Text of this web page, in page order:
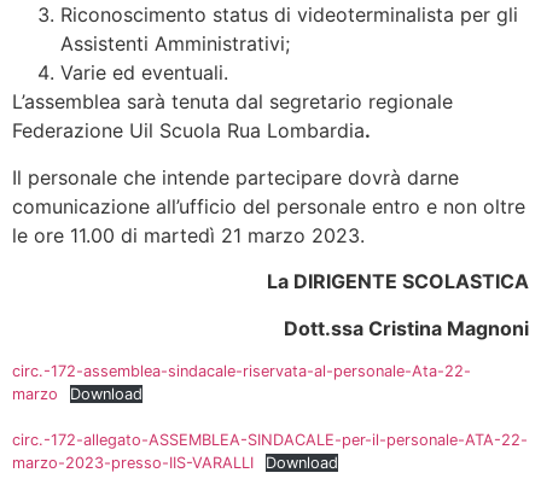
Riconoscimento status di videoterminalista per gli
Assistenti Amministrativi;
Varie ed eventuali.
L’assemblea sarà tenuta dal segretario regionale
Federazione Uil Scuola Rua Lombardia.
Il personale che intende partecipare dovrà darne
comunicazione all’ufficio del personale entro e non oltre
le ore 11.00 di martedì 21 marzo 2023.
La DIRIGENTE SCOLASTICA
Dott.ssa Cristina Magnoni
circ.-172-assemblea-sindacale-riservata-al-personale-Ata-22-
marzo
Download
circ.-172-allegato-ASSEMBLEA-SINDACALE-per-il-personale-ATA-22-
marzo-2023-presso-IIS-VARALLI
Download